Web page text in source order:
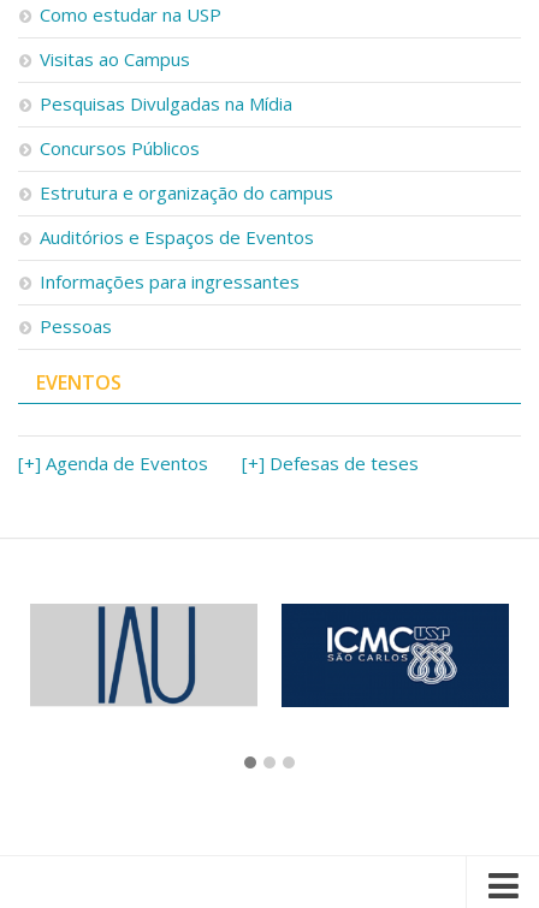
Como estudar na USP
Visitas ao Campus
Pesquisas Divulgadas na Mídia
Concursos Públicos
Estrutura e organização do campus
Auditórios e Espaços de Eventos
Informações para ingressantes
Pessoas
EVENTOS
[+] Agenda de Eventos [+] Defesas de teses